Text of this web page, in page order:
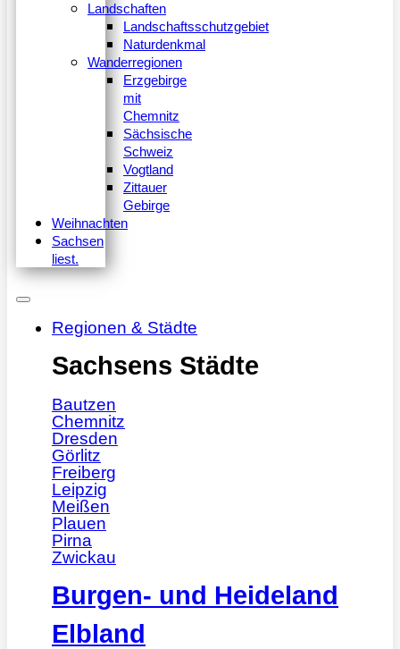
Landschaften
Landschaftsschutzgebiet
Naturdenkmal
Wanderregionen
Erzgebirge
mit
Chemnitz
Sächsische
Schweiz
Vogtland
Zittauer
Gebirge
Weihnachten
Sachsen
liest.
Regionen & Städte
Sachsens Städte
Bautzen
Chemnitz
Dresden
Görlitz
Freiberg
Leipzig
Meißen
Plauen
Pirna
Zwickau
Burgen- und Heideland
Elbland